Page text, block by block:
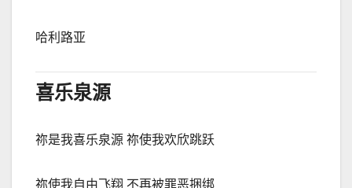
哈利路亚
喜乐泉源
祢是我喜乐泉源 祢使我欢欣跳跃
祢使我自由飞翔 不再被罪恶捆绑